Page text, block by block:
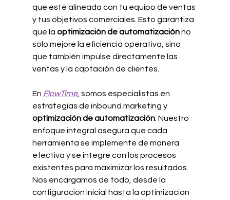
que esté alineada con tu equipo de ventas
y tus objetivos comerciales. Esto garantiza
que la optimización de automatización no
solo mejore la eficiencia operativa, sino
que también impulse directamente las
ventas y la captación de clientes.
En FlowTime, somos especialistas en
estrategias de inbound marketing y
optimización de automatización. Nuestro
enfoque integral asegura que cada
herramienta se implemente de manera
efectiva y se integre con los procesos
existentes para maximizar los resultados.
Nos encargamos de todo, desde la
configuración inicial hasta la optimización